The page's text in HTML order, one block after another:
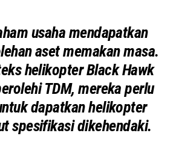
usaha mendapatkan
aset memakan masa.
helikopter Black Hawk
TDM, mereka perlu
dapatkan helikopter
spesifikasi dikehendaki.